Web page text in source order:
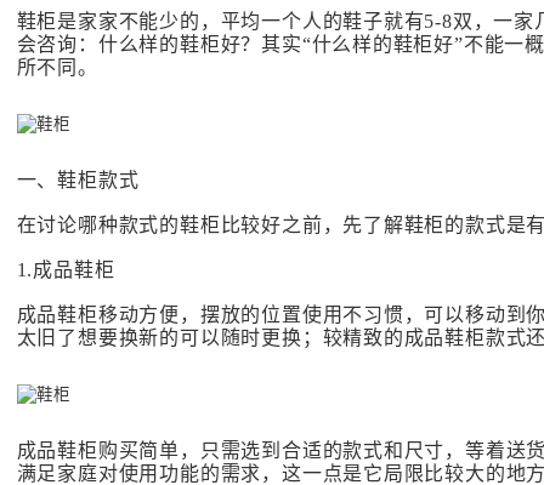
鞋柜是家家不能少的，平均一个人的鞋子就有5-8双，一
会咨询：什么样的鞋柜好？其实“什么样的鞋柜好”不能一
所不同。
一、鞋柜款式
在讨论哪种款式的鞋柜比较好之前，先了解鞋柜的款式是
1.成品鞋柜
成品鞋柜移动方便，摆放的位置使用不习惯，可以移动到
太旧了想要换新的可以随时更换；较精致的成品鞋柜款式
成品鞋柜购买简单，只需选到合适的款式和尺寸，等着送
满足家庭对使用功能的需求，这一点是它局限比较大的地